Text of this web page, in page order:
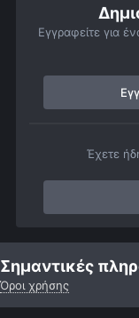
Εγγραφείτε για
Έχετε
Αρχή
Σημαντικές
Όροι χρήσης
Forum